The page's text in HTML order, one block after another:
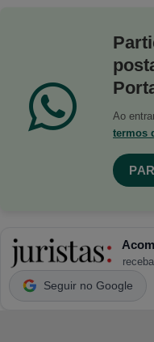
Ao
termos
Seguir no Google